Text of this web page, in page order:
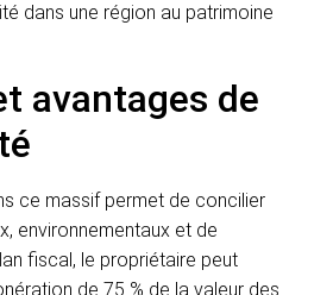
dans une région au patrimoine
avantages de
ce massif permet de concilier
environnementaux et de
fiscal, le propriétaire peut
de 75 % de la valeur des